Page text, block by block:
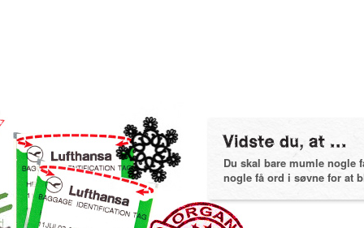
Du skal bare mumle nogle
nogle få ord i søvne for at